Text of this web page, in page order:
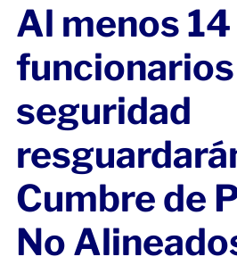
Al menos
seguridad
Cumbre de
No